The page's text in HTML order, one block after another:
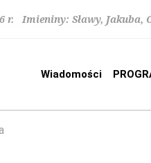
r. Imieniny: Sławy, Jakuba,
Wiadomości